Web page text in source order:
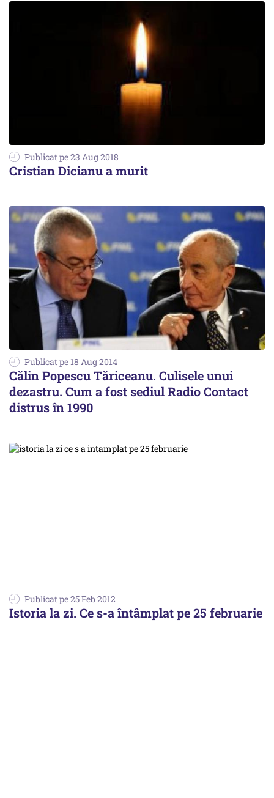
Publicat pe 23 Aug 2018
Cristian Dicianu a murit
Publicat pe 18 Aug 2014
Călin Popescu Tăriceanu. Culisele unui
dezastru. Cum a fost sediul Radio Contact
distrus în 1990
Publicat pe 25 Feb 2012
Istoria la zi. Ce s-a întâmplat pe 25 februarie